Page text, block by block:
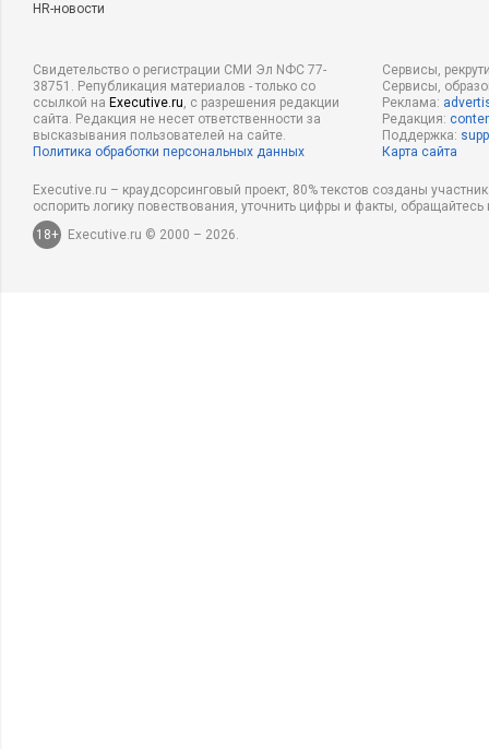
HR-новости
Свидетельство о регистрации СМИ Эл NФС 77-
38751. Републикация материалов - только со
ссылкой на Executive.ru, с разрешения редакции
сайта. Редакция не несет ответственности за
высказывания пользователей на сайте.
Политика обработки персональных данных
Сервисы,
Сервисы,
Реклама:
Редакция:
Поддержка:
Карта сайта
Executive.ru – краудсорсинговый проект, 80% текстов созданы
оспорить логику повествования, уточнить цифры и факты,
18+
Executive.ru © 2000 – 2026.